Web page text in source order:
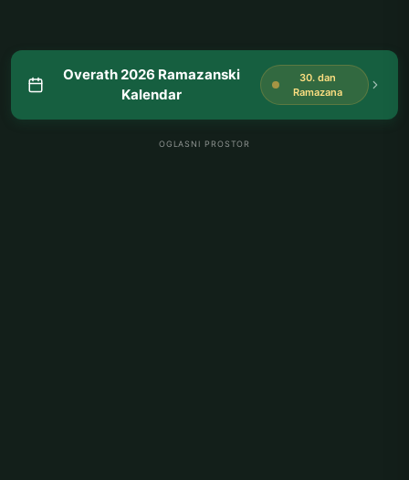
Overath 2026 Ramazanski
Kalendar
30. dan
Ramazana
OGLASNI PROSTOR